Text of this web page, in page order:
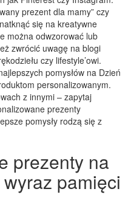
prezent dla mamy” czy
się na kreatywne
można odwzorować lub
zwrócić uwagę na blogi
czy lifestyle’owi.
pomysłów na Dzień
personalizowanym.
z innymi – zapytaj
prezenty
pomysły rodzą się z
prezenty na
pamięci